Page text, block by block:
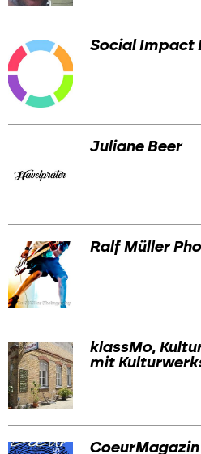
Social Impact
Juliane Beer
Ralf Müller
klassMo,
mit
CoeurMagazin